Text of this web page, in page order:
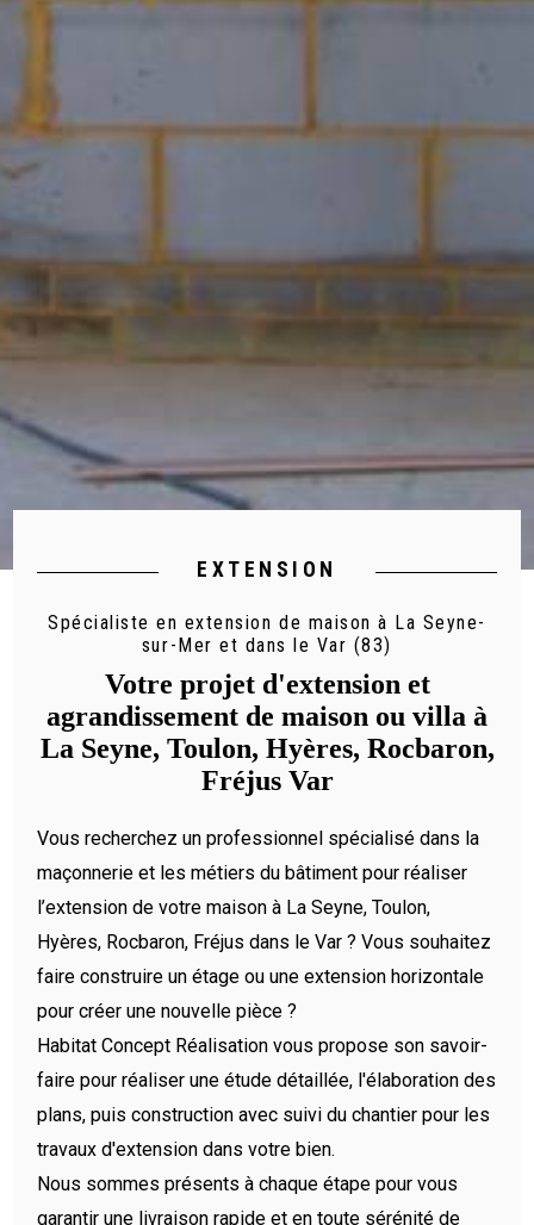
EXTENSION
Spécialiste en extension de maison à La Seyne-
sur-Mer et dans le Var (83)
Votre projet d'extension et
agrandissement de maison ou villa à
La Seyne, Toulon, Hyères, Rocbaron,
Fréjus Var
Vous recherchez un professionnel spécialisé dans la
maçonnerie et les métiers du bâtiment pour réaliser
l’extension de votre maison à La Seyne, Toulon,
Hyères, Rocbaron, Fréjus dans le Var ? Vous souhaitez
faire construire un étage ou une extension horizontale
pour créer une nouvelle pièce ?
Habitat Concept Réalisation vous propose son savoir-
faire pour réaliser une étude détaillée, l'élaboration des
plans, puis construction avec suivi du chantier pour les
travaux d'extension dans votre bien.
Nous sommes présents à chaque étape pour vous
garantir une livraison rapide et en toute sérénité de